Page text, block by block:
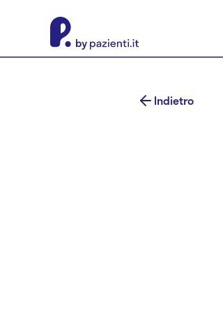
Indietro